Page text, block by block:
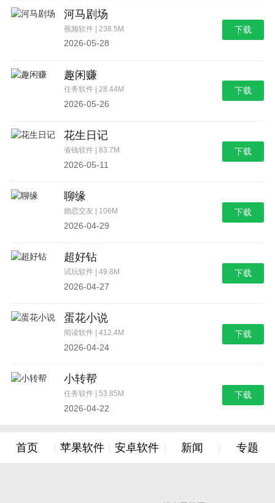
河马剧场
视频软件 | 238.5M
2026-05-28
下载
趣闲赚
任务软件 | 28.44M
2026-05-26
下载
花生日记
省钱软件 | 83.7M
2026-05-11
下载
聊缘
婚恋交友 | 106M
2026-04-29
下载
超好钻
试玩软件 | 49.8M
2026-04-27
下载
蛋花小说
阅读软件 | 412.4M
2026-04-24
下载
小转帮
任务软件 | 53.85M
2026-04-22
下载
首页 苹果软件 安卓软件 新闻 专题